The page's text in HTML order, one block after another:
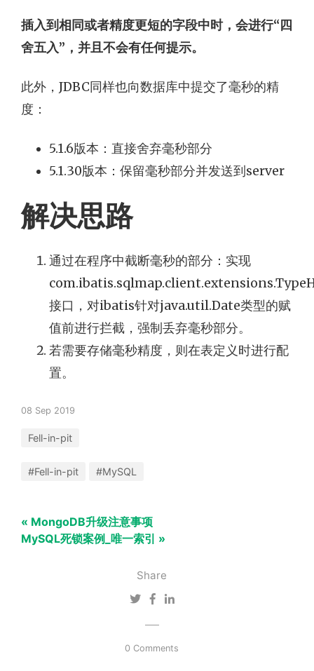
Share
0 Comments
插入到相同或者精度更短的字段中时，会进行“四
舍五入”，并且不会有任何提示。
此外，JDBC同样也向数据库中提交了毫秒的精
度：
5.1.6版本：直接舍弃毫秒部分
5.1.30版本：保留毫秒部分并发送到server
解决思路
通过在程序中截断毫秒的部分：实现
接口，对ibatis针对java.util.Date类型的赋
值前进行拦截，强制丢弃毫秒部分。
若需要存储毫秒精度，则在表定义时进行配
置。
08 Sep 2019
Fell-in-pit
#Fell-in-pit #MySQL
« MongoDB升级注意事项
MySQL死锁案例_唯一索引 »